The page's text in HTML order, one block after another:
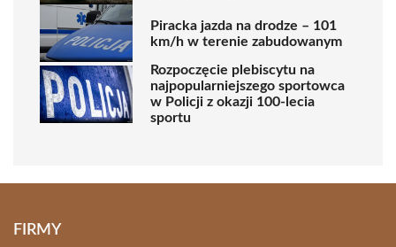
Piracka jazda na drodze – 101
km/h w terenie zabudowanym
Rozpoczęcie plebiscytu na
najpopularniejszego sportowca
w Policji z okazji 100-lecia
sportu
FIRMY